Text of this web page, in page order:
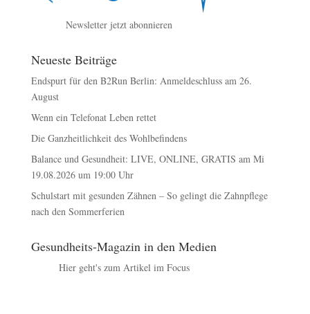
Newsletter jetzt abonnieren
Neueste Beiträge
Endspurt für den B2Run Berlin: Anmeldeschluss am 26.
August
Wenn ein Telefonat Leben rettet
Die Ganzheitlichkeit des Wohlbefindens
Balance und Gesundheit: LIVE, ONLINE, GRATIS am Mi
19.08.2026 um 19:00 Uhr
Schulstart mit gesunden Zähnen – So gelingt die Zahnpflege
nach den Sommerferien
Gesundheits-Magazin in den Medien
Hier geht's zum Artikel im Focus